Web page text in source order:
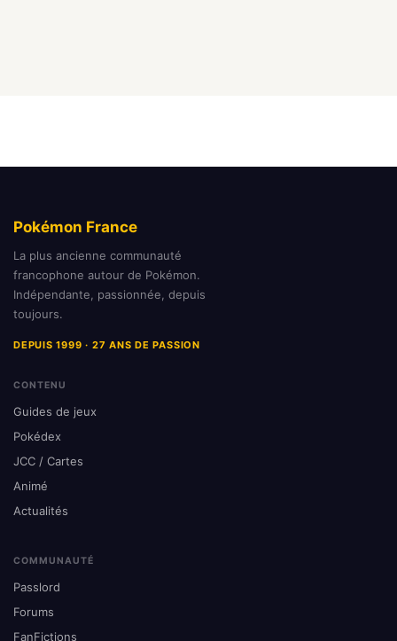
Pokémon France
La plus ancienne communauté
francophone autour de Pokémon.
Indépendante, passionnée, depuis
toujours.
DEPUIS 1999 · 27 ANS DE PASSION
CONTENU
Guides de jeux
Pokédex
JCC / Cartes
Animé
Actualités
COMMUNAUTÉ
Passlord
Forums
FanFictions